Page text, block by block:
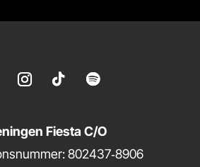
Fiesta C/O
802437‑8906